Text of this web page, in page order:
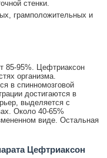
стенки.
грамположительных и
85-95%. Цефтриаксон
организма.
в спинномозговой
достигаются в
выделяется с
Около 40-65%
виде. Остальная
Цефтриаксон